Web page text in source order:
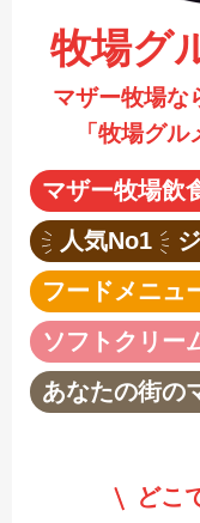
牧場グ
マザー牧場な
「牧場グ
マザー牧場飲
人気No1
フードメニュ
ソフトクリー
あなたの街の
どこ